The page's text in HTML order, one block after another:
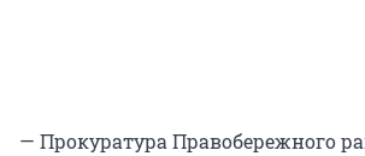
— Прокуратура Правобережного